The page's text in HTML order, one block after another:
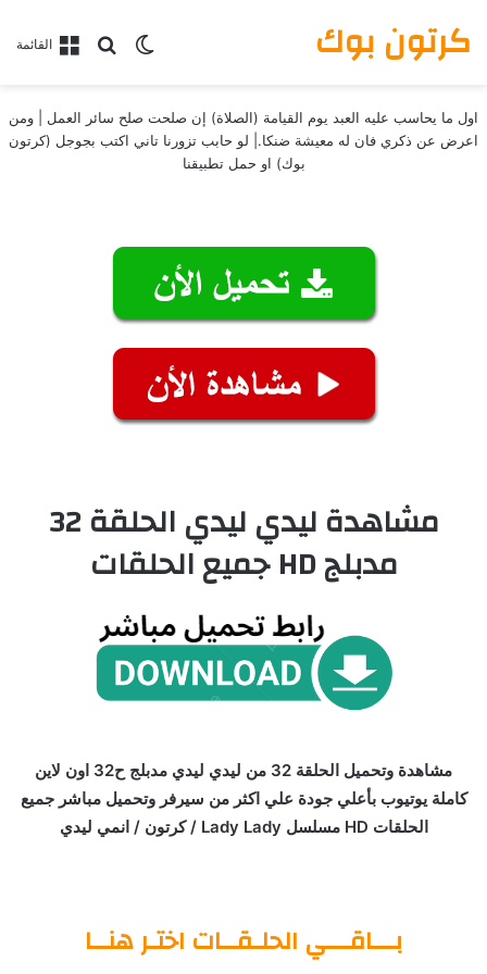
القائمةبحث عن
الوضع المظلم كرتون بوك
اول ما يحاسب عليه العبد يوم القيامة (الصلاة) إن صلحت صلح سائر العمل | ومن
اعرض عن ذكري فان له معيشة ضنكا.| لو حابب تزورنا تاني اكتب بجوجل (كرتون
بوك) او حمل تطبيقنا
مشاهدة ليدي ليدي الحلقة 32
مدبلج HD جميع الحلقات
مشاهدة وتحميل الحلقة 32 من ليدي ليدي مدبلج ح32 اون لاين
كاملة يوتيوب بأعلي جودة علي اكثر من سيرفر وتحميل مباشر جميع
الحلقات HD مسلسل Lady Lady / كرتون / انمي ليدي
بـــاقـــي الحلـقــات اختـر هنــا